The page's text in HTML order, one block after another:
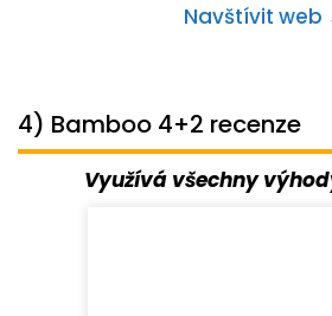
Navštívit web
4) Bamboo 4+2 recenze
Využívá všechny